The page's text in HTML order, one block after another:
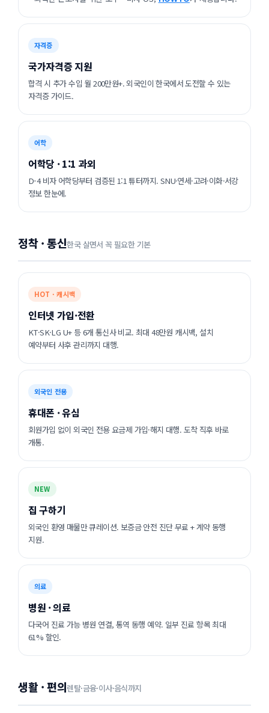
자격증
국가자격증 지원
합격 시 추가 수입 월 200만원+. 외국인이 한국에서 도전할 수 있는
자격증 가이드.
어학
어학당 · 1:1 과외
D-4 비자 어학당부터 검증된 1:1 튜터까지. SNU·연세·고려·이화·서강
정보 한눈에.
정착 · 통신한국 살면서 꼭 필요한 기본
HOT · 캐시백
인터넷 가입·전환
KT·SK·LG U+ 등 6개 통신사 비교. 최대 48만원 캐시백, 설치
예약부터 사후 관리까지 대행.
외국인 전용
휴대폰 · 유심
회원가입 없이 외국인 전용 요금제 가입·해지 대행. 도착 직후 바로
개통.
NEW
집 구하기
외국인 환영 매물만 큐레이션. 보증금 안전 진단 무료 + 계약 동행
지원.
의료
병원 · 의료
다국어 진료 가능 병원 연결, 통역 동행 예약. 일부 진료 항목 최대
61% 할인.
생활 · 편의렌탈·금융·이사·음식까지